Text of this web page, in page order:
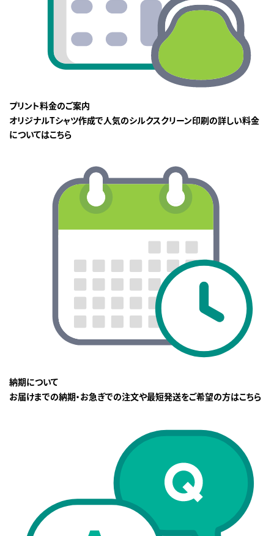
プリント料金のご案内
オリジナルTシャツ作成で人気のシルクスクリーン印刷の詳しい料金
についてはこちら
納期について
お届けまでの納期・お急ぎでの注文や最短発送をご希望の方はこちら